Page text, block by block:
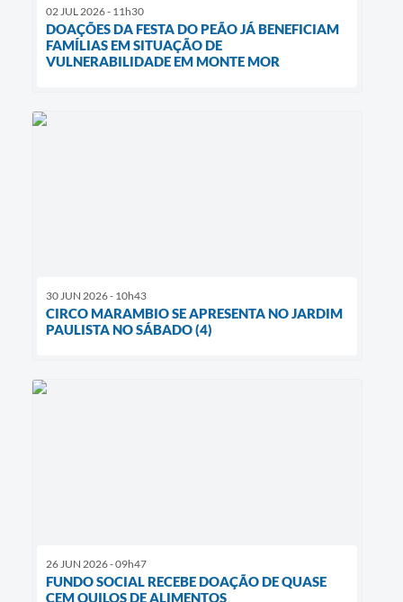
02 JUL 2026 - 11h30
DOAÇÕES DA FESTA DO PEÃO JÁ BENEFICIAM
FAMÍLIAS EM SITUAÇÃO DE
VULNERABILIDADE EM MONTE MOR
30 JUN 2026 - 10h43
CIRCO MARAMBIO SE APRESENTA NO JARDIM
PAULISTA NO SÁBADO (4)
26 JUN 2026 - 09h47
FUNDO SOCIAL RECEBE DOAÇÃO DE QUASE
CEM QUILOS DE ALIMENTOS